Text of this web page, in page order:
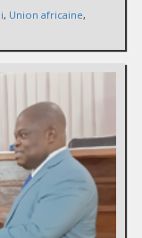
, Union africaine,